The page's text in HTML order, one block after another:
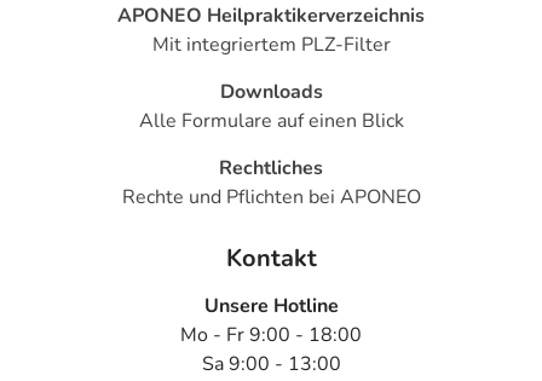
Eine vom Arzt verordnete Dosierung kann von den
Angaben der Packungsbeilage abweichen. Da der Arzt sie
individuell abstimmt, sollten Sie das Arzneimittel daher
nach seinen Anweisungen anwenden.
Aufbewahrung
Das Arzneimittel muss
- vor Frost geschützt
APONEO Heilpraktikerverzeichnis
Mit integriertem PLZ-Filter
Downloads
Alle Formulare auf einen Blick
Rechtliches
Rechte und Pflichten bei APONEO
Kontakt
Unsere Hotline
Mo - Fr 9:00 - 18:00
Sa 9:00 - 13:00